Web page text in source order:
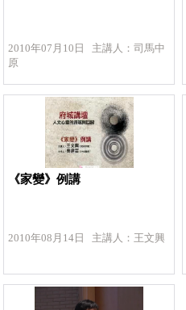
2010年07月10日 主講人：司馬中
原
《家變》例講
2010年08月14日 主講人：王文興